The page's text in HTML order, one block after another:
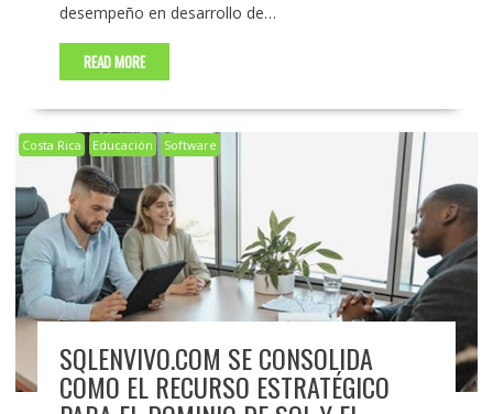
desempeño en desarrollo de…
READ MORE
Costa Rica Educación Software
SQLENVIVO.COM SE CONSOLIDA
COMO EL RECURSO ESTRATÉGICO